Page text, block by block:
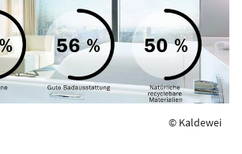
© Kaldewei